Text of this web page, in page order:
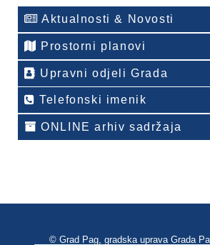
Aktualnosti & Novosti
Prostorni planovi
Upravni odjeli Grada
Telefonski imenik
ONLINE arhiv sadržaja
© Grad Pag, gradska uprava Grada